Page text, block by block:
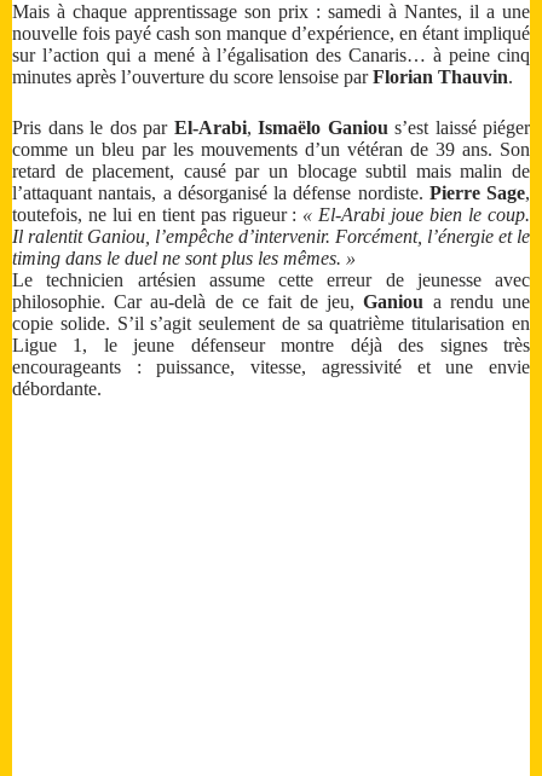
Mais à chaque apprentissage son prix : samedi à Nantes, il a une
nouvelle fois payé cash son manque d’expérience, en étant impliqué
sur l’action qui a mené à l’égalisation des Canaris… à peine cinq
minutes après l’ouverture du score lensoise parFlorian Thauvin.
Pris dans le dos par El-Arabi, Ismaëlo Ganiou s’est laissé piéger
comme un bleu par les mouvements d’un vétéran de 39 ans. Son
retard de placement, causé par un blocage subtil mais malin de
l’attaquant nantais, a désorganisé la défense nordiste. Pierre Sage,
toutefois, ne lui en tient pas rigueur : « El-Arabi joue bien le coup.
Il ralentit Ganiou, l’empêche d’intervenir. Forcément, l’énergie et le
timing dans le duel ne sont plus les mêmes. »
Le technicien artésien assume cette erreur de jeunesse avec
philosophie. Car au-delà de ce fait de jeu,Ganiou a rendu une
copie solide. S’il s’agit seulement de sa quatrième titularisation en
Ligue 1, le jeune défenseur montre déjà des signes très
encourageants : puissance, vitesse, agressivité et une envie
débordante.